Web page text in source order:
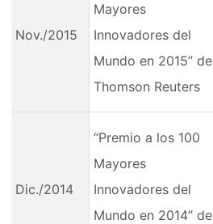
Nov./2015
Mayores
Innovadores del
Mundo en 2015” de
Thomson Reuters
Dic./2014
“Premio a los 100
Mayores
Innovadores del
Mundo en 2014” de